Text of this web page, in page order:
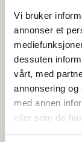
Vi bruker
annonser et
dessuten
vårt, med
annonsering
med annen
eller som de
tjenestene
annonsen
til Google
summer blir
selskaper,
skal. Derfor
treffer de
søkeordene,
kampanjene.
penger ut av